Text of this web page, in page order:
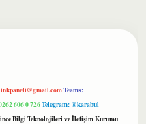
Teams:
606 0 726Telegram: @karabul
Bilgi Teknolojileri ve İletişim Kurumu